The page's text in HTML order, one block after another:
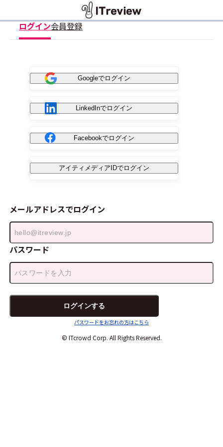
ログイン会員登録
Googleでログイン
LinkedInでログイン
Facebookでログイン
アイティメディアIDでログイン
メールアドレスでログイン
パスワード
パスワードをお忘れの方はこちら
© ITcrowd Corp. All Rights Reserved.